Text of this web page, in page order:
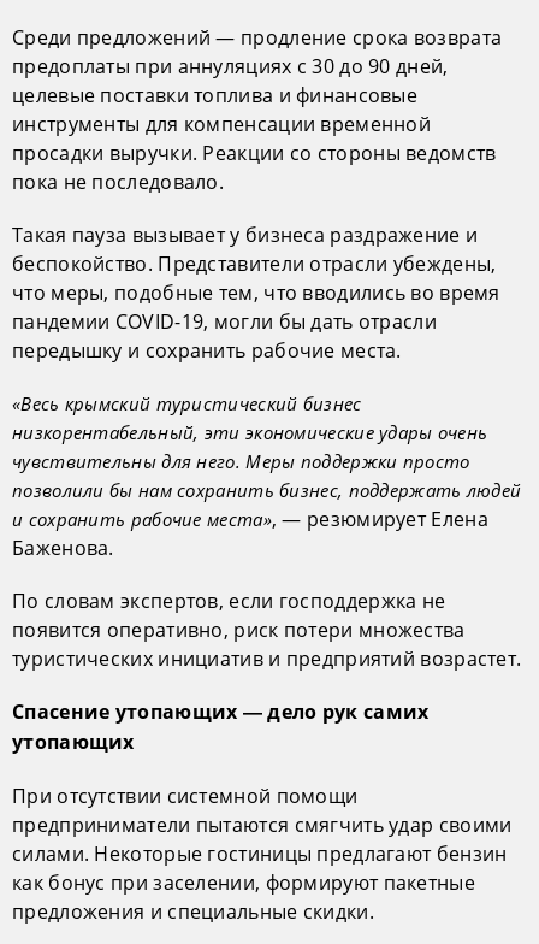
Среди предложений — продление срока возврата
предоплаты при аннуляциях с 30 до 90 дней,
целевые поставки топлива и финансовые
инструменты для компенсации временной
просадки выручки. Реакции со стороны ведомств
пока не последовало.
Такая пауза вызывает у бизнеса раздражение и
беспокойство. Представители отрасли убеждены,
что меры, подобные тем, что вводились во время
пандемии COVID-19, могли бы дать отрасли
передышку и сохранить рабочие места.
«Весь крымский туристический бизнес
низкорентабельный, эти экономические удары очень
чувствительны для него. Меры поддержки просто
позволили бы нам сохранить бизнес, поддержать людей
и сохранить рабочие места», — резюмирует Елена
Баженова.
По словам экспертов, если господдержка не
появится оперативно, риск потери множества
туристических инициатив и предприятий возрастет.
Спасение утопающих — дело рук самих
утопающих
При отсутствии системной помощи
предприниматели пытаются смягчить удар своими
силами. Некоторые гостиницы предлагают бензин
как бонус при заселении, формируют пакетные
предложения и специальные скидки.